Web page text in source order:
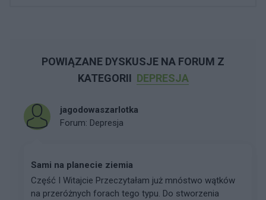
POWIĄZANE DYSKUSJE NA FORUM Z
KATEGORII DEPRESJA
jagodowaszarlotka
Forum: Depresja
Sami na planecie ziemia
Część I Witajcie Przeczytałam już mnóstwo wątków
na przeróżnych forach tego typu. Do stworzenia